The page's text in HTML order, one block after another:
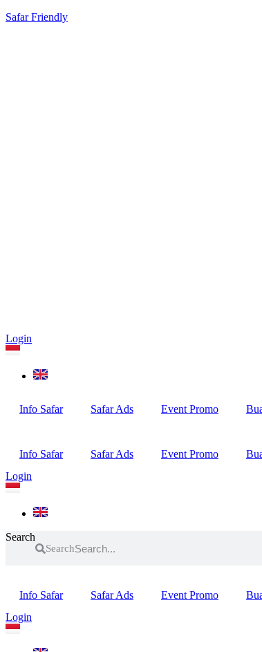
Safar Friendly
Login
Info Safar Safar Ads Event Promo
Info Safar Safar Ads Event Promo
Login
Search
Search
Info Safar Safar Ads Event Promo
Login